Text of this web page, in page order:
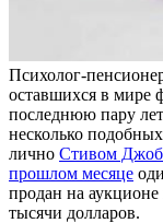
Психолог-
оставшихся в
последнюю пару
несколько
лично Стивом
прошлом месяце
продан на
тысячи долларов.